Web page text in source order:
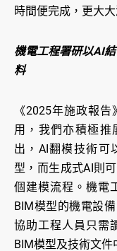
時間便完成，更大
機電工程署研以AI
料
《2025年施政報
用，我們亦積極推
出，AI翻模技術可
型，而生成式AI則
個建模流程。機電
BIM模型的機電設
協助工程人員只需
BIM模型及技術文件